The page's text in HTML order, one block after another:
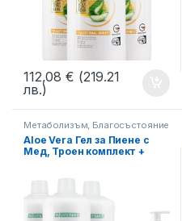
112,08€ (219.21
лв.)
Метаболизъм, Благосъстояние
Aloe Vera Гел за Пиене с
Мед, Троен комплект +
ръце